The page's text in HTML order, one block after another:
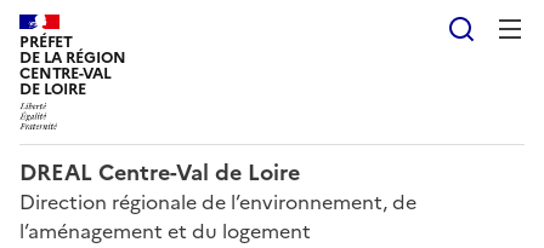
PRÉFET
DE LA RÉGION
CENTRE-VAL
DE LOIRE
DREAL Centre-Val de Loire
Direction régionale de l’environnement, de
l’aménagement et du logement